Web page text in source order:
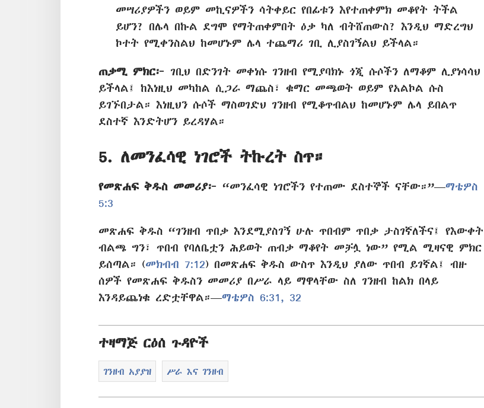
መሣሪያዎችን ወይም መኪናዎችን ሳትቀይር የበፊቱን እየተጠቀምክ መቆየት ትችል
ይሆን? በሌላ በኩል ደግሞ የማትጠቀምበት ዕቃ ካለ ብትሸጠውስ? እንዲህ ማድረግህ
ኮተት የሚቀንስልህ ከመሆኑም ሌላ ተጨማሪ ገቢ ሊያስገኝልህ ይችላል።
ጠቃሚ ምክር፦
ገቢህ በድንገት መቀነሱ ገንዘብ የሚያባክኑ ጎጂ ሱሶችን ለማቆም ሊያነሳሳህ
ይችላል፤ ከእነዚህ መካከል ሲጋራ ማጨስ፣ ቁማር መጫወት ወይም የአልኮል ሱስ
ይገኙበታል። እነዚህን ሱሶች ማስወገድህ ገንዘብ የሚቆጥብልህ ከመሆኑም ሌላ ይበልጥ
ደስተኛ እንድትሆን ይረዳሃል።
5. ለመንፈሳዊ ነገሮች ትኩረት ስጥ።
የመጽሐፍ ቅዱስ መመሪያ፦ “መንፈሳዊ ነገሮችን የተጠሙ ደስተኞች ናቸው።”—ማቴዎስ
5:3
መጽሐፍ ቅዱስ “ገንዘብ ጥበቃ እንደሚያስገኝ ሁሉ ጥበብም ጥበቃ ታስገኛለችና፤ የእውቀት
ብልጫ ግን፣ ጥበብ የባለቤቷን ሕይወት ጠብቃ ማቆየት መቻሏ ነው” የሚል ሚዛናዊ ምክር
ይሰጣል። (መክብብ 7:12) በመጽሐፍ ቅዱስ ውስጥ እንዲህ ያለው ጥበብ ይገኛል፤ ብዙ
ሰዎች የመጽሐፍ ቅዱስን መመሪያ በሥራ ላይ ማዋላቸው ስለ ገንዘብ ከልክ በላይ
እንዳይጨነቁ ረድቷቸዋል።—ማቴዎስ 6:31, 32
ተዛማጅ ርዕሰ ጉዳዮች
ገንዘብ አያያዝ ሥራ እና ገንዘብ